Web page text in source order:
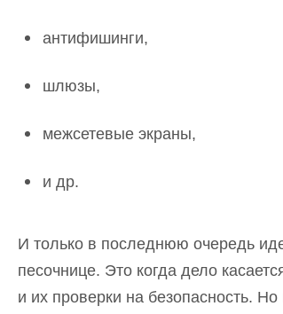
антифишинги,
шлюзы,
межсетевые экраны,
и др.
И только в последнюю очередь
песочнице. Это когда дело
и их проверки на безопасность.